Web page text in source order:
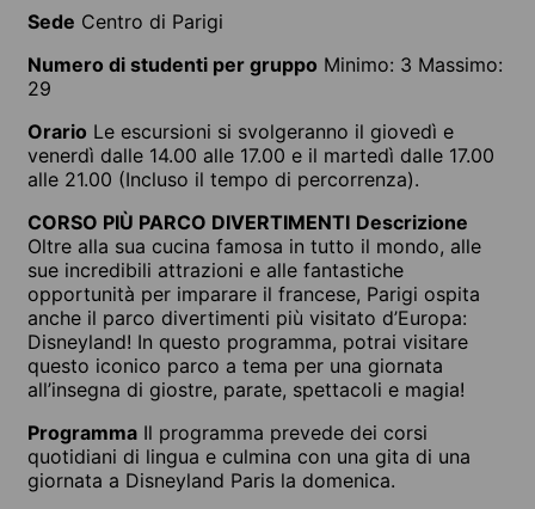
Sede Centro di Parigi
Numero di studenti per gruppo Minimo: 3 Massimo:
29
Orario Le escursioni si svolgeranno il giovedì e
venerdì dalle 14.00 alle 17.00 e il martedì dalle 17.00
alle 21.00 (Incluso il tempo di percorrenza).
CORSO PIÙ PARCO DIVERTIMENTI Descrizione
Oltre alla sua cucina famosa in tutto il mondo, alle
sue incredibili attrazioni e alle fantastiche
opportunità per imparare il francese, Parigi ospita
anche il parco divertimenti più visitato d’Europa:
Disneyland! In questo programma, potrai visitare
questo iconico parco a tema per una giornata
all’insegna di giostre, parate, spettacoli e magia!
Programma Il programma prevede dei corsi
quotidiani di lingua e culmina con una gita di una
giornata a Disneyland Paris la domenica.